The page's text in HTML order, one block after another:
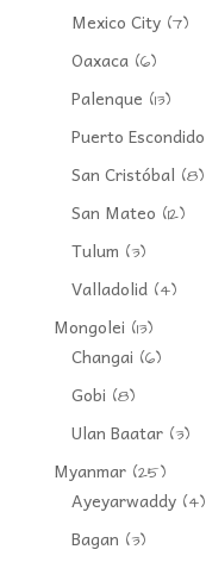
Mexico City(7)
Oaxaca(6)
Palenque (13)
Puerto Escondido
San Cristóbal (8)
San Mateo (12)
Tulum (3)
Valladolid(4)
Mongolei (13)
Changai (6)
Gobi (8)
Ulan Baatar(3)
Myanmar(25)
Ayeyarwaddy(4)
Bagan (3)